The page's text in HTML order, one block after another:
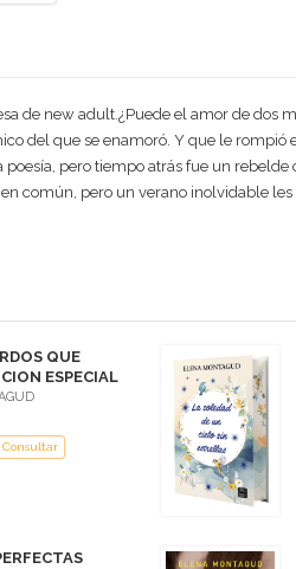
de new adult.¿Puede el amor de
del que se enamoró. Y que le
pero tiempo atrás fue un
común, pero un verano inolvidable
QUE
ESPECIAL
Consultar